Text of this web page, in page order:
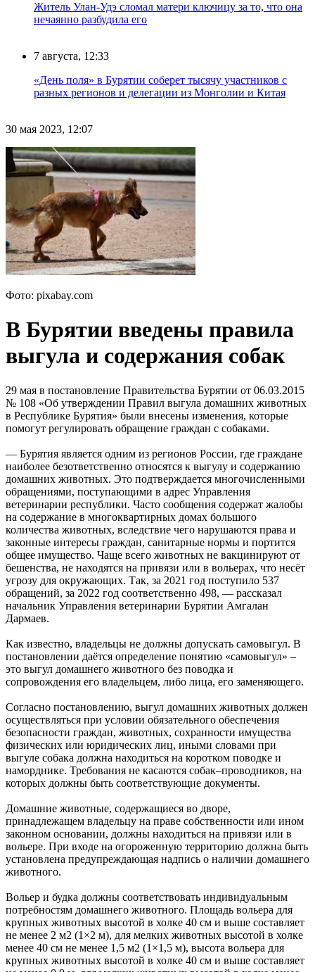
Житель Улан-Удэ сломал матери ключицу за то, что она
нечаянно разбудила его
7 августа, 12:33
«День поля» в Бурятии соберет тысячу участников с
разных регионов и делегации из Монголии и Китая
30 мая 2023, 12:07
Фото: pixabay.com
В Бурятии введены правила
выгула и содержания собак
29 мая в постановление Правительства Бурятии от 06.03.2015
№ 108 «Об утверждении Правил выгула домашних животных
в Республике Бурятия» были внесены изменения, которые
помогут регулировать обращение граждан с собаками.
— Бурятия является одним из регионов России, где граждане
наиболее безответственно относятся к выгулу и содержанию
домашних животных. Это подтверждается многочисленными
обращениями, поступающими в адрес Управления
ветеринарии республики. Часто сообщения содержат жалобы
на содержание в многоквартирных домах большого
количества животных, вследствие чего нарушаются права и
законные интересы граждан, санитарные нормы и портится
общее имущество. Чаще всего животных не вакцинируют от
бешенства, не находятся на привязи или в вольерах, что несёт
угрозу для окружающих. Так, за 2021 год поступило 537
обращений, за 2022 год соответственно 498, — рассказал
начальник Управления ветеринарии Бурятии Амгалан
Дармаев.
Как известно, владельцы не должны допускать самовыгул. В
постановлении даётся определение понятию «самовыгул» –
это выгул домашнего животного без поводка и
сопровождения его владельцем, либо лица, его заменяющего.
Согласно постановлению, выгул домашних животных должен
осуществляться при условии обязательного обеспечения
безопасности граждан, животных, сохранности имущества
физических или юридических лиц, иными словами при
выгуле собака должна находиться на коротком поводке и
наморднике. Требования не касаются собак–проводников, на
которых должны быть соответствующие документы.
Домашние животные, содержащиеся во дворе,
принадлежащем владельцу на праве собственности или ином
законном основании, должны находиться на привязи или в
вольере. При входе на огороженную территорию должна быть
установлена предупреждающая надпись о наличии домашнего
животного.
Вольер и будка должны соответствовать индивидуальным
потребностям домашнего животного. Площадь вольера для
крупных животных высотой в холке 40 см и выше составляет
не менее 2 м2 (1×2 м), для мелких животных высотой в холке
менее 40 см не менее 1,5 м2 (1×1,5 м), высота вольера для
крупных животных высотой в холке 40 см и выше составляет